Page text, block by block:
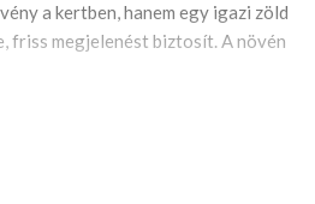
a kertben, hanem egy igazi zöld
friss megjelenést biztosít. A növén